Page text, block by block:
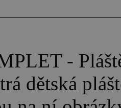
-
dětská